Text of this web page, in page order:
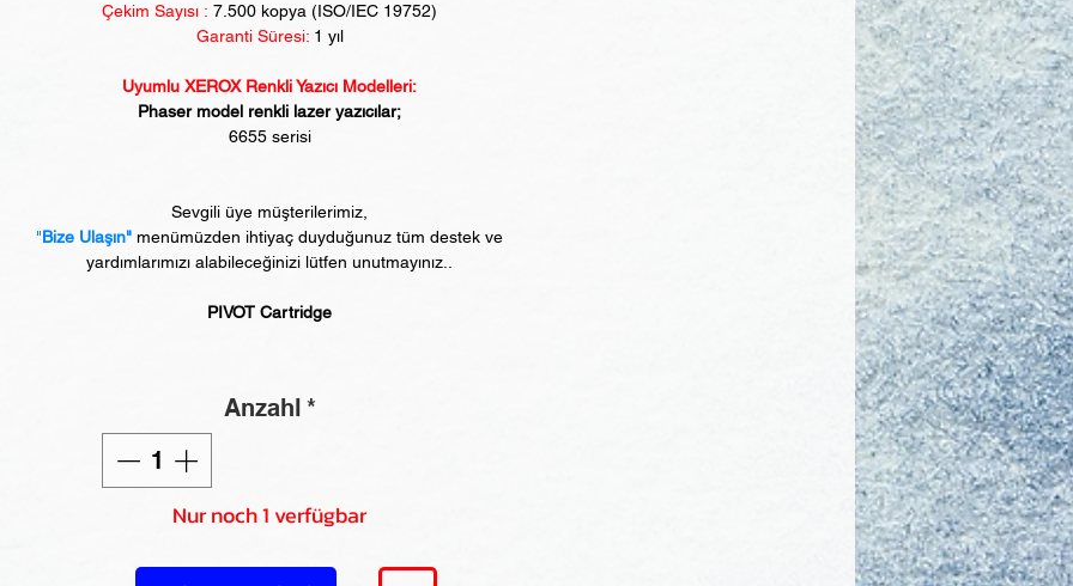
Çekim Sayısı : 7.500 kopya (ISO/IEC 19752)
Garanti Süresi:1 yıl
Uyumlu XEROX Renkli Yazıcı Modelleri:
Phaser model renkli lazer yazıcılar;
6655 serisi
Sevgili üye müşterilerimiz,
"Bize Ulaşın" menümüzden ihtiyaç duyduğunuz tüm destek ve
yardımlarımızı alabileceğinizi lütfen unutmayınız..
PIVOT Cartridge
Anzahl *
Nur noch 1 verfügbar